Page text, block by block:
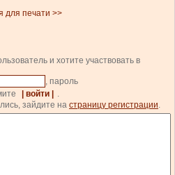
для печати >>
и хотите участвовать в
, пароль
| войти |
зайдите на страницу регистрации